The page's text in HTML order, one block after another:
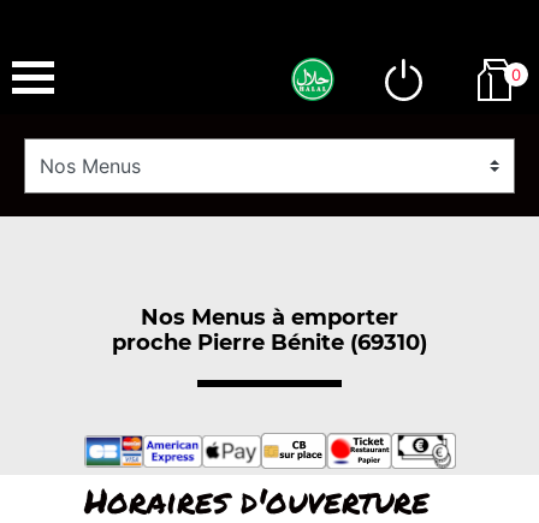
0
Nos Menus à emporter
proche Pierre Bénite (69310)
Horaires d'ouverture